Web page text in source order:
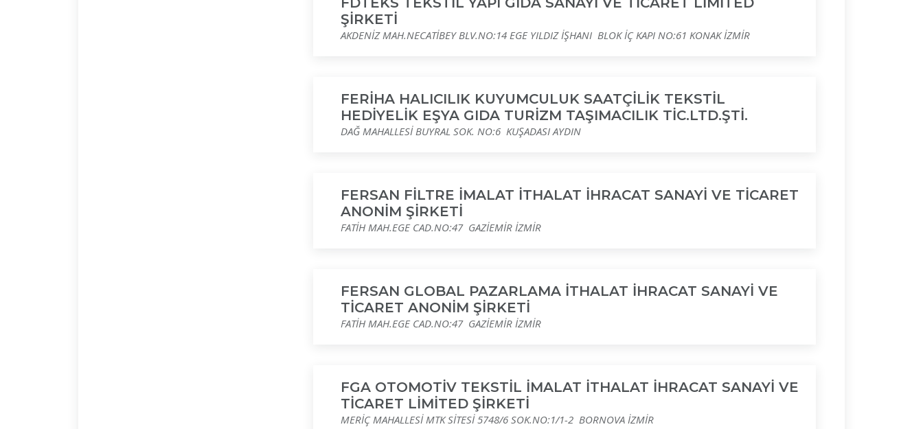
ŞİRKETİ
AKDENİZ MAH.NECATİBEY BLV.NO:14 EGE YILDIZ İŞHANI BLOK İÇ KAPI NO:61 KONAK İZMİR
FERİHA HALICILIK KUYUMCULUK SAATÇİLİK TEKSTİL
HEDİYELİK EŞYA GIDA TURİZM TAŞIMACILIK TİC.LTD.ŞTİ.
DAĞ MAHALLESİ BUYRAL SOK. NO:6 KUŞADASI AYDIN
FERSAN FİLTRE İMALAT İTHALAT İHRACAT SANAYİ VE TİCARET
ANONİM ŞİRKETİ
FATİH MAH.EGE CAD.NO:47 GAZİEMİR İZMİR
FERSAN GLOBAL PAZARLAMA İTHALAT İHRACAT SANAYİ VE
TİCARET ANONİM ŞİRKETİ
FATİH MAH.EGE CAD.NO:47 GAZİEMİR İZMİR
FGA OTOMOTİV TEKSTİL İMALAT İTHALAT İHRACAT SANAYİ VE
TİCARET LİMİTED ŞİRKETİ
MERİÇ MAHALLESİ MTK SİTESİ 5748/6 SOK.NO:1/1-2 BORNOVA İZMİR